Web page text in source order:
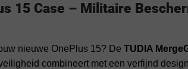
15 Case – Militaire
nieuwe OnePlus 15? De TUDIA
combineert met een verfijnd